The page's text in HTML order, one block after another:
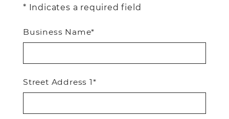
* Indicates a required field
Business Name*
Street Address 1*